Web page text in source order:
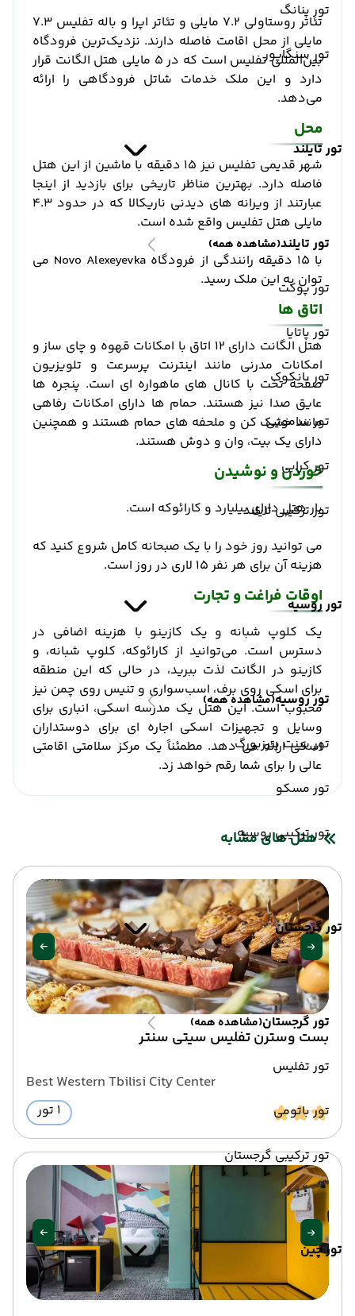
تور پنانگ
تور سنگاپور
تور تایلند
تور تایلند(مشاهده همه)
تور پوکت
تور پاتایا
تور بانکوک
تور سامویی
تور کرابی
تور ترکیبی تایلند
تور روسیه
تور روسیه(مشاهده همه)
تور سنت پترزبورگ
تور مسکو
تور ترکیبی روسیه
تور گرجستان
تور گرجستان(مشاهده همه)
تور تفلیس
تور باتومی
تور ترکیبی گرجستان
تور چین
تئاتر روستاولی 7.2 مایلی و تئاتر اپرا و باله تفلیس 7.3
مایلی از محل اقامت فاصله دارند. نزدیک‌ترین فرودگاه
بین‌المللی تفلیس است که در 5 مایلی هتل الگانت قرار
دارد و این ملک خدمات شاتل فرودگاهی را ارائه
می‌دهد.
محل
شهر قدیمی تفلیس نیز 15 دقیقه با ماشین از این هتل
فاصله دارد. بهترین مناظر تاریخی برای بازدید از اینجا
عبارتند از ویرانه های دیدنی ناریکالا که در حدود 4.3
مایلی هتل تفلیس واقع شده است.
با 15 دقیقه رانندگی از فرودگاه Novo Alexeyevka می
توان به این ملک رسید.
اتاق ها
هتل الگانت دارای 12 اتاق با امکانات قهوه و چای ساز و
امکانات مدرنی مانند اینترنت پرسرعت و تلویزیون
صفحه تخت با کانال های ماهواره ای است. پنجره ها
عایق صدا نیز هستند. حمام ها دارای امکانات رفاهی
مانند خشک کن و ملحفه های حمام هستند و همچنین
دارای یک بیت، وان و دوش هستند.
خوردن و نوشیدن
بار هتل دارای بیلیارد و کارائوکه است.
می توانید روز خود را با یک صبحانه کامل شروع کنید که
هزینه آن برای هر نفر 15 لاری در روز است.
اوقات فراغت و تجارت
یک کلوپ شبانه و یک کازینو با هزینه اضافی در
دسترس است. می‌توانید از کارائوکه، کلوپ شبانه، و
کازینو در الگانت لذت ببرید، در حالی که این منطقه
برای اسکی روی برف، اسب‌سواری و تنیس روی چمن نیز
محبوب است. این هتل یک مدرسه اسکی، انباری برای
وسایل و تجهیزات اسکی اجاره ای برای دوستداران
اسکی ارائه می دهد. مطمئناً یک مرکز سلامتی اقامتی
عالی را برای شما رقم خواهد زد.
هتل های مشابه
بست وسترن تفلیس سیتی سنتر
Best Western Tbilisi City Center
1 تور